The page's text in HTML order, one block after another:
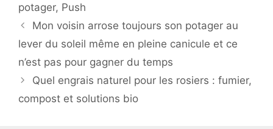
potager, Push
Mon voisin arrose toujours son potager au
lever du soleil même en pleine canicule et ce
n’est pas pour gagner du temps
Quel engrais naturel pour les rosiers : fumier,
compost et solutions bio